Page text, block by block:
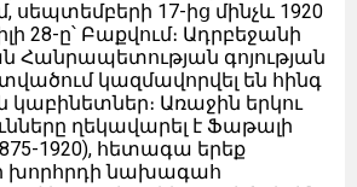
սեպտեմբերի 17-ից մինչև 1920
28-ը՝ Բաքվում։ Ադրբեջանի
գոյության
կազմավորվել են հինգ
Առաջին երկու
ղեկավարել է Ֆաթալի
1920), հետագա երեք
խորհրդի նախագահ